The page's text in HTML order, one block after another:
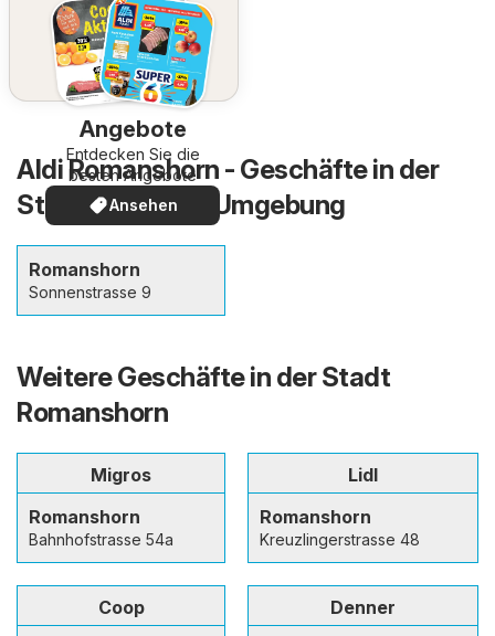
Angebote
Entdecken Sie die
besten Angebote
Ansehen
Aldi Romanshorn - Geschäfte in der
Stadt und in der Umgebung
Romanshorn
Sonnenstrasse 9
Weitere Geschäfte in der Stadt
Romanshorn
Migros
Romanshorn
Bahnhofstrasse 54a
Lidl
Romanshorn
Kreuzlingerstrasse 48
Coop
Denner